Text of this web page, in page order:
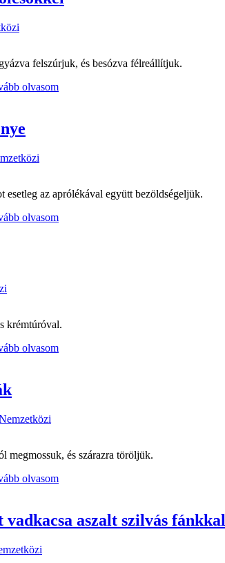
felszúrjuk, és besózva félreállítjuk.
olvasom
esetleg az aprólékával együtt bezöldségeljük.
olvasom
krémtúróval.
olvasom
megmossuk, és szárazra töröljük.
olvasom
aszalt szilvás fánkkal